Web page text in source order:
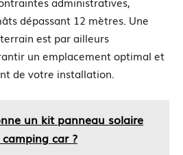
dépassant 12 mètres. Une
est par ailleurs
un emplacement optimal et
de votre installation.
un kit panneau solaire
car ?